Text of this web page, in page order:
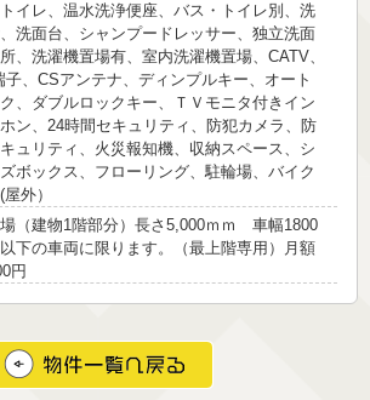
イレ、温水洗浄便座、バス・トイレ別、洗
洗面台、シャンプードレッサー、独立洗面
、洗濯機置場有、室内洗濯機置場、CATV、
子、CSアンテナ、ディンプルキー、オート
、ダブルロックキー、ＴＶモニタ付きイン
ン、24時間セキュリティ、防犯カメラ、防
ュリティ、火災報知機、収納スペース、シ
ボックス、フローリング、駐輪場、バイク
外）
（建物1階部分）長さ5,000ｍｍ 車幅1800
下の車両に限ります。（最上階専用）月額
円